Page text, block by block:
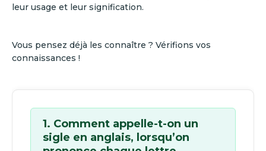
leur usage et leur signification.
Vous pensez déjà les connaître ? Vérifions vos
connaissances !
1. Comment appelle-t-on un
sigle en anglais, lorsqu’on